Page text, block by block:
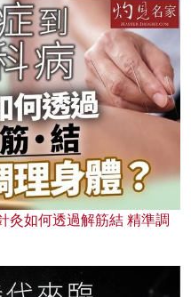
灸如何透過解筋結 精準調